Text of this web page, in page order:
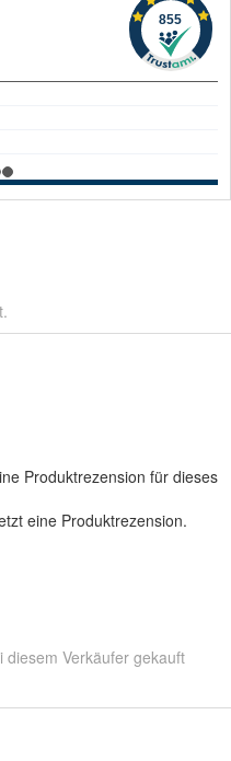
Produktrezension für dieses
eine Produktrezension.
diesem Verkäufer gekauft